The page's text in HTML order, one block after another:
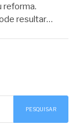
reforma.
resultar…
PESQUISAR